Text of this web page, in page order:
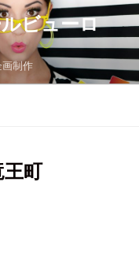
ビューロ
制作
町